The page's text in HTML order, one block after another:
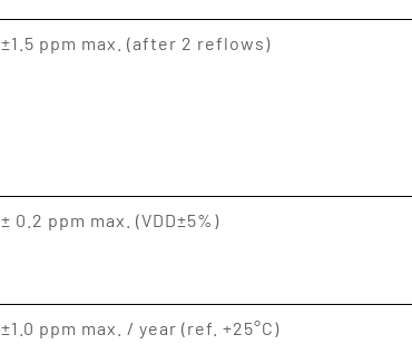
±1.5 ppm max. (after 2 reflows)
± 0.2 ppm max. (VDD±5%)
±1.0 ppm max. / year (ref. +25°C)